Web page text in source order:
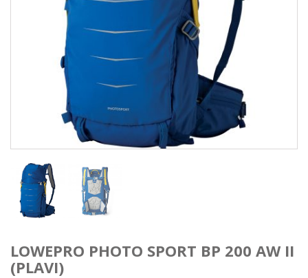
LOWEPRO PHOTO SPORT BP 200 AW II
(PLAVI)